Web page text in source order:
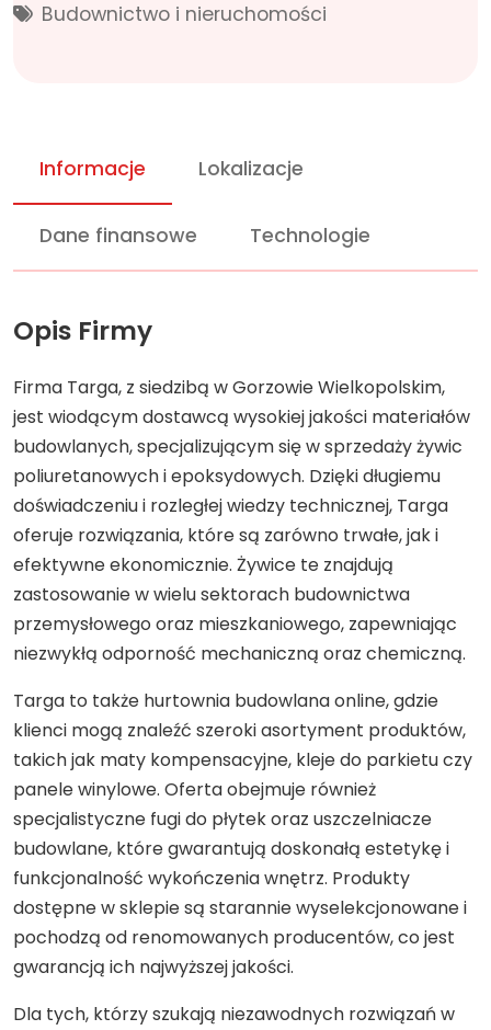
Budownictwo i nieruchomości
Informacje Lokalizacje
Dane finansowe Technologie
Opis Firmy
Firma Targa, z siedzibą w Gorzowie Wielkopolskim,
jest wiodącym dostawcą wysokiej jakości materiałów
budowlanych, specjalizującym się w sprzedaży żywic
poliuretanowych i epoksydowych. Dzięki długiemu
doświadczeniu i rozległej wiedzy technicznej, Targa
oferuje rozwiązania, które są zarówno trwałe, jak i
efektywne ekonomicznie. Żywice te znajdują
zastosowanie w wielu sektorach budownictwa
przemysłowego oraz mieszkaniowego, zapewniając
niezwykłą odporność mechaniczną oraz chemiczną.
Targa to także hurtownia budowlana online, gdzie
klienci mogą znaleźć szeroki asortyment produktów,
takich jak maty kompensacyjne, kleje do parkietu czy
panele winylowe. Oferta obejmuje również
specjalistyczne fugi do płytek oraz uszczelniacze
budowlane, które gwarantują doskonałą estetykę i
funkcjonalność wykończenia wnętrz. Produkty
dostępne w sklepie są starannie wyselekcjonowane i
pochodzą od renomowanych producentów, co jest
gwarancją ich najwyższej jakości.
Dla tych, którzy szukają niezawodnych rozwiązań w